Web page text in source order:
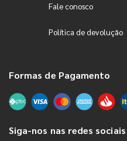
Fale conosco
Política de devolução
Formas de Pagamento
Siga-nos nas redes sociais